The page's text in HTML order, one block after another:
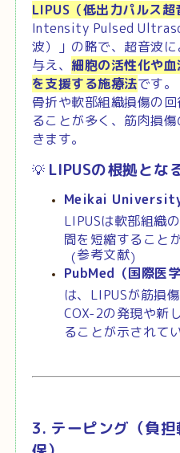
LIPUS（低出力パルス超
Intensity Pulsed
波）」の略で、 超音波
与え、細胞の活性化や
を支援する施療法です。
骨折や軟部組織損傷の
ることが多く、筋肉損
きます。
💡 LIPUSの根拠とな
Meikai
LIPUSは軟部組織
間を短縮すること
（参考文献）
PubMed（国際医
は、LIPUSが筋損
COX-2の発現や新
ることが示されて
3. テーピング（負